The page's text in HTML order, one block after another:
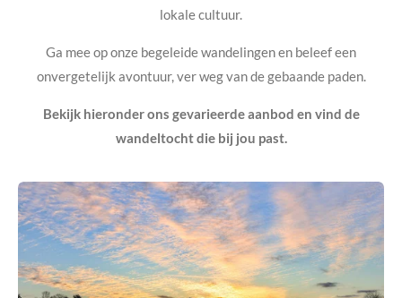
lokale cultuur.
Ga mee op onze begeleide wandelingen en beleef een
onvergetelijk avontuur, ver weg van de gebaande paden.
Bekijk hieronder ons gevarieerde aanbod en vind de
wandeltocht die bij jou past.